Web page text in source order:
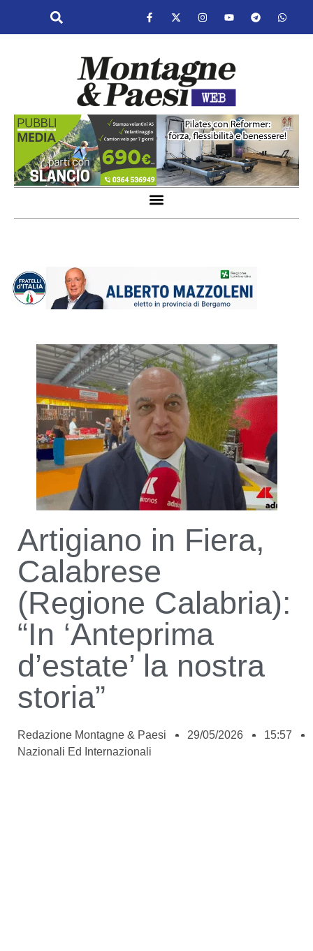
Artigiano in Fiera,
Calabrese
(Regione Calabria):
“In ‘Anteprima
d’estate’ la nostra
storia”
Redazione Montagne & Paesi 29/05/2026
15:57
Nazionali Ed Internazionali